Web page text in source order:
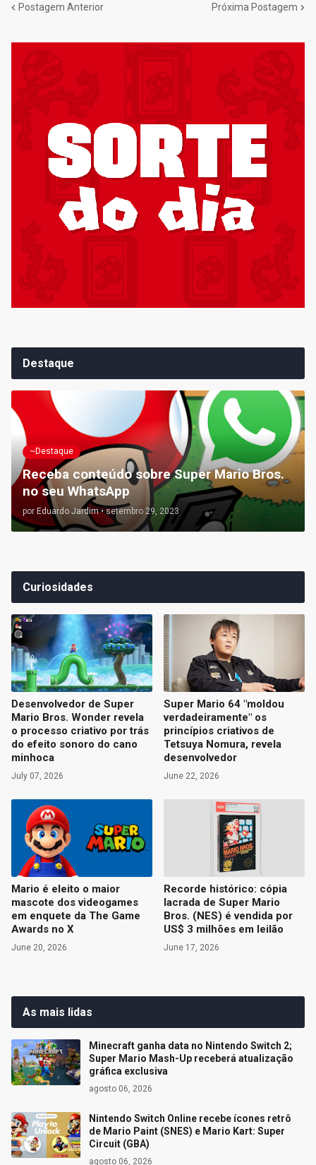
Postagem Anterior Próxima Postagem
Destaque
~Destaque
Receba conteúdo sobre Super Mario Bros.
no seu WhatsApp
por Eduardo Jardim • setembro 29, 2023
Curiosidades
Desenvolvedor de Super
Mario Bros. Wonder revela
o processo criativo por trás
do efeito sonoro do cano
minhoca
July 07, 2026
Super Mario 64 "moldou
verdadeiramente" os
princípios criativos de
Tetsuya Nomura, revela
desenvolvedor
June 22, 2026
Mario é eleito o maior
mascote dos videogames
em enquete da The Game
Awards no X
June 20, 2026
Recorde histórico: cópia
lacrada de Super Mario
Bros. (NES) é vendida por
US$ 3 milhões em leilão
June 17, 2026
As mais lidas
Minecraft ganha data no Nintendo Switch 2;
Super Mario Mash-Up receberá atualização
gráfica exclusiva
agosto 06, 2026
Nintendo Switch Online recebe ícones retrô
de Mario Paint (SNES) e Mario Kart: Super
Circuit (GBA)
agosto 06, 2026